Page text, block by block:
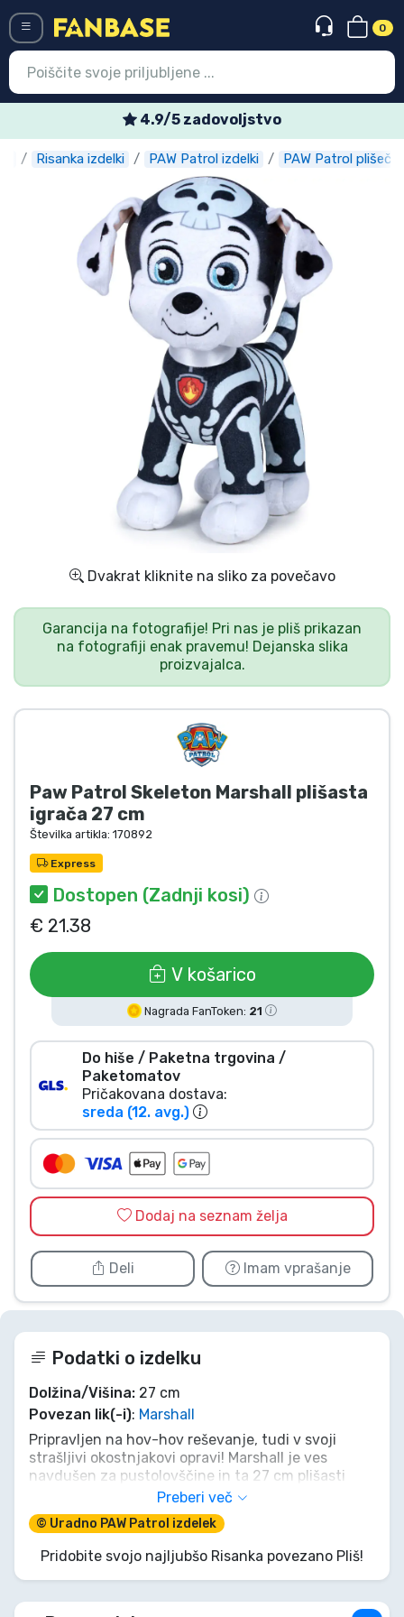
0
4.9/5 zadovoljstvo
Risanka izdelki PAW Patrol izdelki PAW Patrol plišečki
Dvakrat kliknite na sliko za povečavo
Garancija na fotografije! Pri nas je pliš prikazan
na fotografiji enak pravemu! Dejanska slika
proizvajalca.
Paw Patrol Skeleton Marshall plišasta
igrača 27 cm
Številka artikla: 170892
Express
Dostopen (Zadnji kosi)
€ 21.38
V košarico
Nagrada FanToken: 21
Do hiše / Paketna trgovina /
Paketomatov
Pričakovana dostava:
sreda (12. avg.)
Dodaj na seznam želja
Deli Imam vprašanje
Podatki o izdelku
Dolžina/Višina: 27 cm
Povezan lik(-i): Marshall
Pripravljen na hov-hov reševanje, tudi v svoji
strašljivi okostnjakovi opravi! Marshall je ves
navdušen za pustolovščine in ta 27 cm plišasti
dalmatinec je nared za misije za noč čarovnic ali
celoletno crkljanje. Naj te njegov koščeni videz ne
zavede; pod kul rentgenskim dizajnom se skriva
isti pogumni, zvesti (in malce nerodni!) junak, ki ga
poznaš in obožuješ. Pripelji Okostnjaka Marshalla
domov in naj se domiselne igre pričnejo!
Preberi več
© Uradno PAW Patrol izdelek
Pridobite svojo najljubšo Risanka povezano Pliš!
Vstop Registracija
Najnovejsi izdelki
Prodajni izdelki
Ekspresna dostava
Prednaročila
Dostava in plačilo
Tv serijske izdelki
Filmske izdelki
Risani izdelki
Anime izdelki
Vrste izdelkov
Blagovne znamke